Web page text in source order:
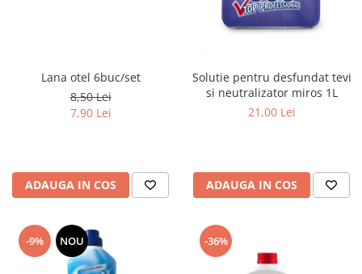
Lana otel 6buc/set
8,50 Lei
7,90 Lei
ADAUGA IN COS
Solutie pentru desfundat tevi
si neutralizator miros 1L
21,00 Lei
ADAUGA IN COS
-9% NOU -36%